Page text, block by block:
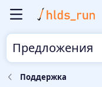
Предложения
Поддержка